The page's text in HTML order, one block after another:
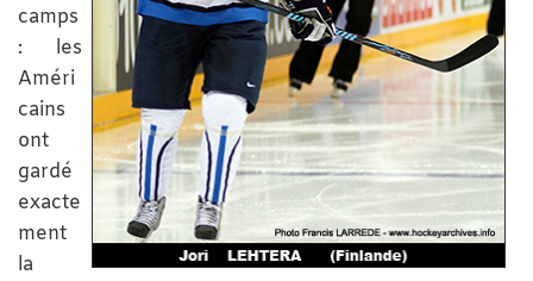
camps
: les
Améri
cains
ont
gardé
exacte
ment
la